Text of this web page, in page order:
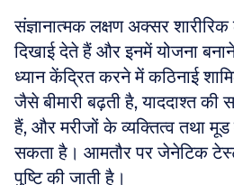
संज्ञानात्मक लक्षण अक्सर
दिखाई देते हैं और इनमें योजना
ध्यान केंद्रित करने में कठिनाई
जैसे बीमारी बढ़ती है, याददाश्त
हैं, और मरीजों के व्यक्तित्व तथा
सकता है। आमतौर पर जेनेटिक
पुष्टि की जाती है।